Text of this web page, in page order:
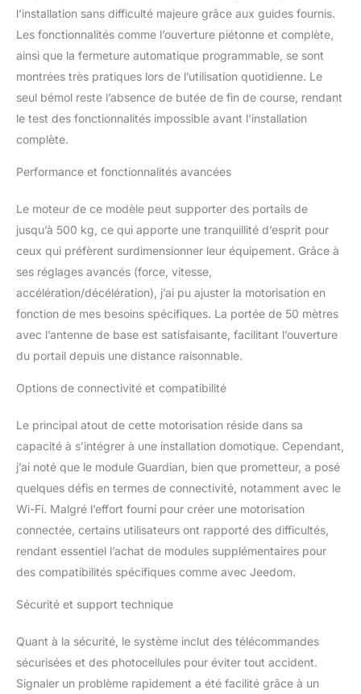
l’installation sans difficulté majeure grâce aux guides fournis.
Les fonctionnalités comme l’ouverture piétonne et complète,
ainsi que la fermeture automatique programmable, se sont
montrées très pratiques lors de l’utilisation quotidienne. Le
seul bémol reste l’absence de butée de fin de course, rendant
le test des fonctionnalités impossible avant l’installation
complète.
Performance et fonctionnalités avancées
Le moteur de ce modèle peut supporter des portails de
jusqu’à 500 kg, ce qui apporte une tranquillité d’esprit pour
ceux qui préfèrent surdimensionner leur équipement. Grâce à
ses réglages avancés (force, vitesse,
accélération/décélération), j’ai pu ajuster la motorisation en
fonction de mes besoins spécifiques. La portée de 50 mètres
avec l’antenne de base est satisfaisante, facilitant l’ouverture
du portail depuis une distance raisonnable.
Options de connectivité et compatibilité
Le principal atout de cette motorisation réside dans sa
capacité à s’intégrer à une installation domotique. Cependant,
j’ai noté que le module Guardian, bien que prometteur, a posé
quelques défis en termes de connectivité, notamment avec le
Wi-Fi. Malgré l’effort fourni pour créer une motorisation
connectée, certains utilisateurs ont rapporté des difficultés,
rendant essentiel l’achat de modules supplémentaires pour
des compatibilités spécifiques comme avec Jeedom.
Sécurité et support technique
Quant à la sécurité, le système inclut des télécommandes
sécurisées et des photocellules pour éviter tout accident.
Signaler un problème rapidement a été facilité grâce à un